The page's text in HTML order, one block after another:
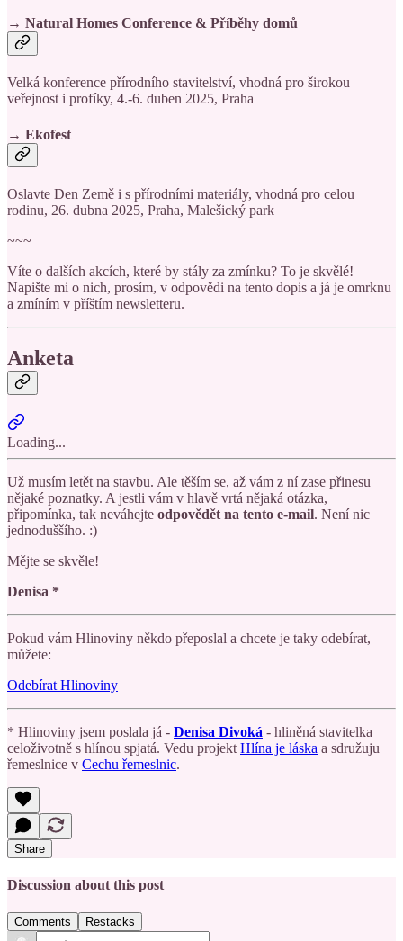
→ Natural Homes Conference & Příběhy domů
Velká konference přírodního stavitelství, vhodná pro širokou
veřejnost i profíky, 4.-6. duben 2025, Praha
→ Ekofest
Oslavte Den Země i s přírodními materiály, vhodná pro celou
rodinu, 26. dubna 2025, Praha, Malešický park
~~~
Víte o dalších akcích, které by stály za zmínku? To je skvělé!
Napište mi o nich, prosím, v odpovědi na tento dopis a já je omrknu
a zmíním v příštím newsletteru.
Anketa
Loading...
Už musím letět na stavbu. Ale těším se, až vám z ní zase přinesu
nějaké poznatky. A jestli vám v hlavě vrtá nějaká otázka,
připomínka, tak neváhejte odpovědět na tento e-mail. Není nic
jednoduššího. :)
Mějte se skvěle!
Denisa *
Pokud vám Hlinoviny někdo přeposlal a chcete je taky odebírat,
můžete:
Odebírat Hlinoviny
* Hlinoviny jsem poslala já - Denisa Divoká - hliněná stavitelka
celoživotně s hlínou spjatá. Vedu projekt Hlína je láska a sdružuju
řemeslnice v Cechu řemeslnic.
Share
Discussion about this post
Comments Restacks